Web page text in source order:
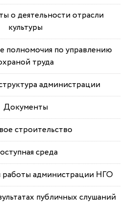
о деятельности отрасли
культуры
полномочия по управлению
труда
администрации
Документы
строительство
среда
работы администрации НГО
публичных слушаний